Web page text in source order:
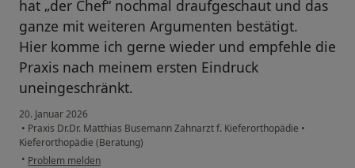
hat „der Chef“ nochmal draufgeschaut und das
ganze mit weiteren Argumenten bestätigt.
Hier komme ich gerne wieder und empfehle die
Praxis nach meinem ersten Eindruck
uneingeschränkt.
20. Januar 2026
• Praxis Dr.Dr. Matthias Busemann Zahnarzt f. Kieferorthopädie •
Kieferorthopädie (Beratung)
• Problem melden